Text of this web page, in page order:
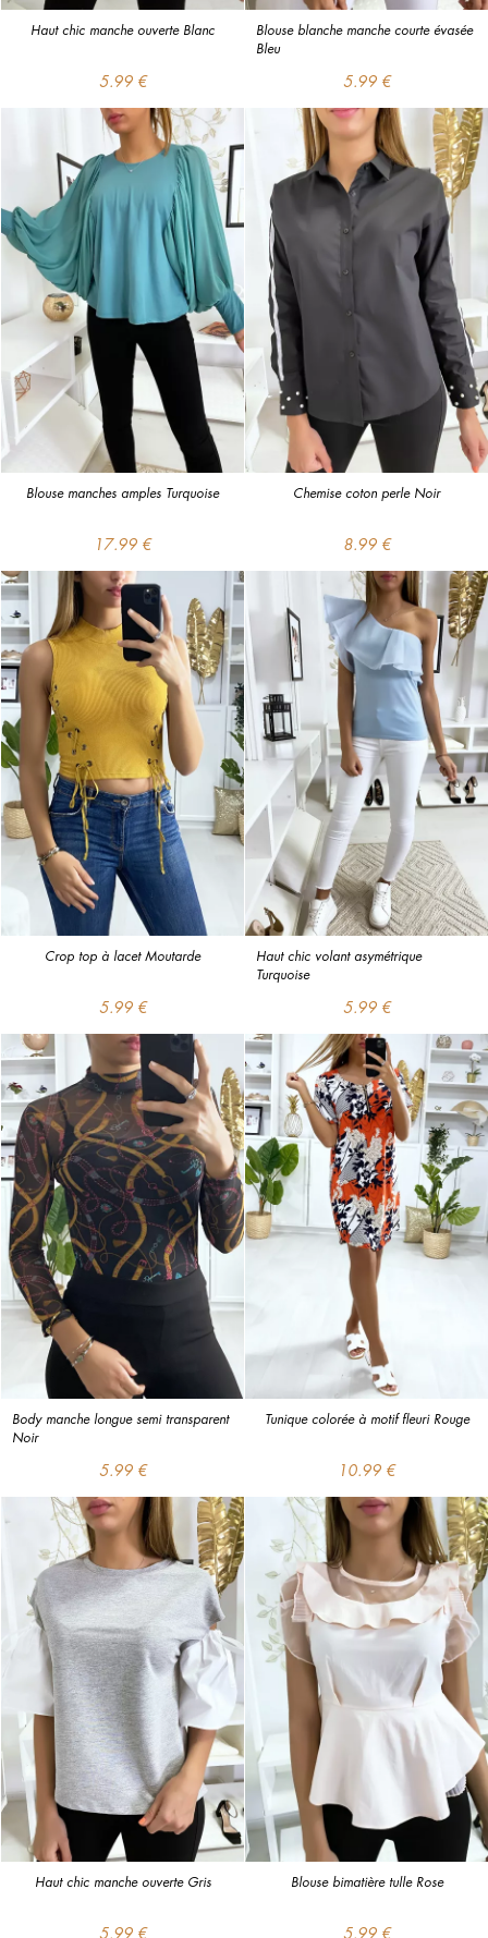
Haut chic manche ouverte Blanc
5.99 €
Blouse blanche manche courte évasée
Bleu
5.99 €
Blouse manches amples Turquoise
17.99 €
Chemise coton perle Noir
8.99 €
Crop top à lacet Moutarde
5.99 €
Haut chic volant asymétrique
Turquoise
5.99 €
Body manche longue semi transparent
Noir
5.99 €
Tunique colorée à motif fleuri Rouge
10.99 €
Haut chic manche ouverte Gris
5.99 €
Blouse bimatière tulle Rose
5.99 €